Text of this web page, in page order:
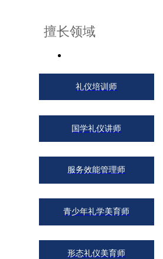
顾问专家导师
今日全国培训需求
擅长领域
个人成长
家风家教
女性健康
性别
男 女
礼仪培训师
国学礼仪讲师
服务效能管理师
青少年礼学美育师
形态礼仪美育师